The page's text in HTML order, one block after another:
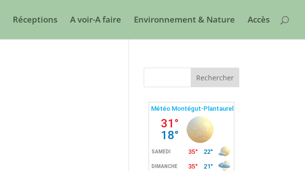
Réceptions A voir-A faire Environnement & Nature Accès